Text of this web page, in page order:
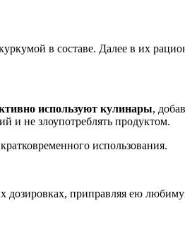
в составе. Далее в их
используют кулинары,
и не злоупотреблять продуктом.
использования.
дозировках, приправляя ею